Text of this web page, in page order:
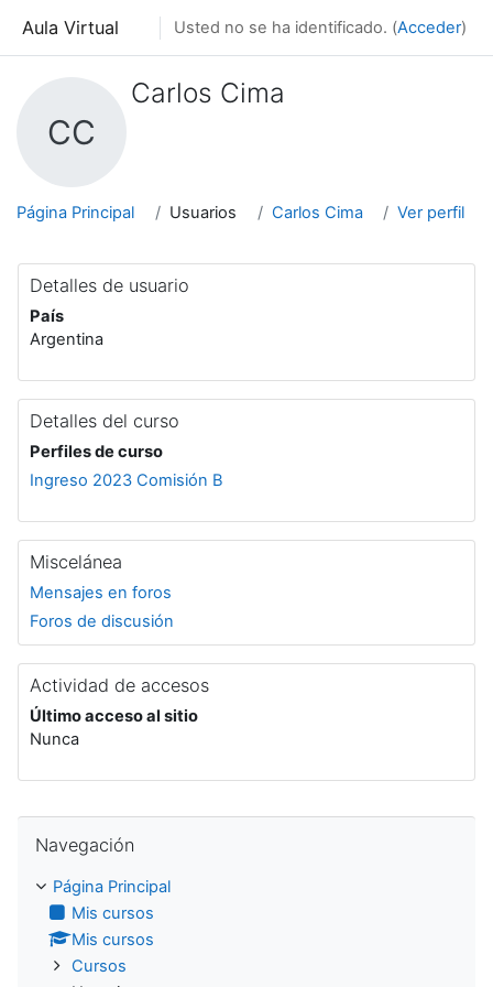
Aula Virtual Usted no se ha identificado. (Acceder)
CC
Carlos Cima
Página Principal Usuarios Carlos Cima Ver perfil
Detalles de usuario
País
Argentina
Detalles del curso
Perfiles de curso
Ingreso 2023 Comisión B
Miscelánea
Mensajes en foros
Foros de discusión
Actividad de accesos
Último acceso al sitio
Nunca
Navegación
Página Principal
Mis cursos
Mis cursos
Cursos